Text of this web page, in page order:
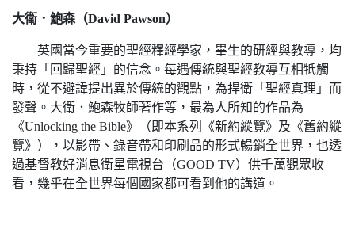
大衛．鮑森（David Pawson）
英國當今重要的聖經釋經學家，畢生的研經與教導，均
秉持「回歸聖經」的信念。每遇傳統與聖經教導互相牴觸
時，從不避諱提出異於傳統的觀點，為捍衛「聖經真理」而
發聲。大衛．鮑森牧師著作等，最為人所知的作品為
《Unlocking the Bible》（即本系列《新約縱覽》及《舊約縱
覽》），以影帶、錄音帶和印刷品的形式暢銷全世界，也透
過基督教好消息衛星電視台（GOOD TV）供千萬觀眾收
看，幾乎在全世界每個國家都可看到他的講道。